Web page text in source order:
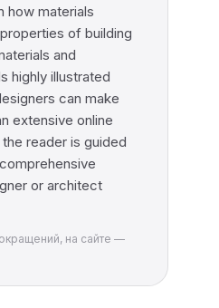
how materials
of building
and
highly illustrated
can make
extensive online
reader is guided
or architect
на сайте —